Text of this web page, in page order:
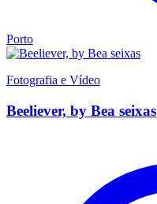
Porto
Fotografia e Vídeo
Beeliever, by Bea seixas